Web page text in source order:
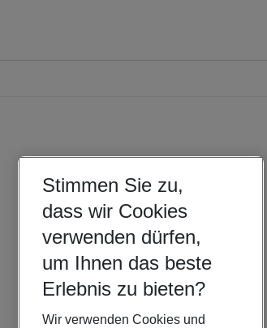
Stimmen Sie zu,
dass wir Cookies
verwenden dürfen,
um Ihnen das beste
Erlebnis zu bieten?
Wir verwenden Cookies und